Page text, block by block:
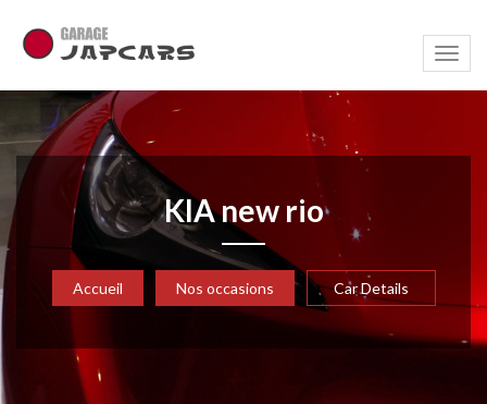
KIA new rio
Accueil Nos occasions Car Details